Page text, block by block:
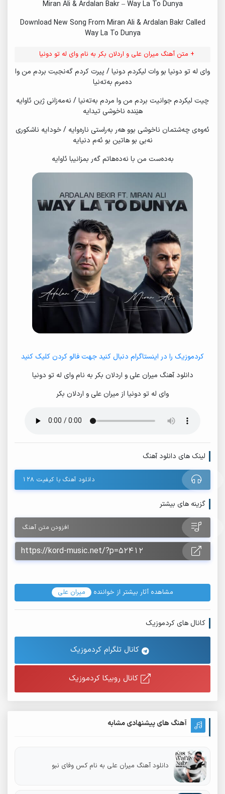
Miran Ali & Ardalan Bakr – Way La To Dunya
Download New Song From Miran Ali & Ardalan Bakr Called
Way La To Dunya
+ متن آهنگ میران علی و اردلان بکر به نام وای له تو دونیا
وای لە تو دونیا بو وات لیکردم دونیا / پیرت کردم گەنجیت بردم من وا
دەمرم بەتەنیا
چیت لیکردم جوانیت بردم من وا مردم بەتەنیا / نەمەزانی ژین ئاوایە
هێندە ناخوشی تیدایە
ئەوەی چەشتمان ناخوشی بوو هەر بەراستی نارەوایە / خودایە ناشکوری
نەبی بو هاتین بو ئەم دنیایە
بەدەست من با نەدەهاتم گەر بمزانیبا ئاوایە
کردموزیک را در اینستاگرام دنبال کنید جهت فالو کردن کلیک کنید
دانلود آهنگ میران علی و اردلان بکر به نام وای له تو دونیا
وای له تو دونیا از میران علی و اردلان بکر
لینک های دانلود آهنگ
دانلود آهنگ با کیفیت ۱۲۸
گزینه های بیشتر
افزودن متن آهنگ
مشاهده آثار بیشتر از خواننده میران علی
کانال های کردموزیک
کانال تلگرام کردموزیک
کانال روبیکا کردموزیک
آهنگ های پیشنهادی مشابه
دانلود آهنگ میران علی به نام کس وفای نبو